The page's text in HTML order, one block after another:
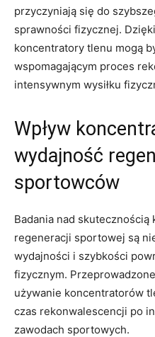
przyczyniają się do
sprawności⁣ fizycznej.
‍koncentratory tlenu mogą
wspomagającym proces
intensywnym wysiłku
Wpływ⁤
wydajność
sportowców
Badania nad
regeneracji sportowej są
wydajności i szybkości
fizycznym.⁣
⁣używanie koncentratorów
czas rekonwalescencji po
zawodach‍ sportowych.